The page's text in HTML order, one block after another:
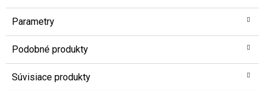
Parametry
Podobné produkty
Súvisiace produkty